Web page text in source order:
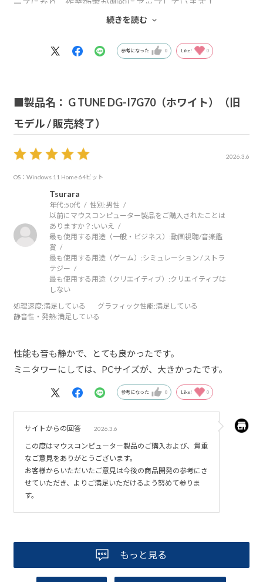
ーズになり、作業効率が劇的にアップしています！
また、グラフィックボードの性能も申し分なく、片方を
確認し、横でモデリング作業）も簡単に構築できました。
価格は本当にコストパフォーマンスが高く、大満足の買い
ガンガン使っていきます！
続きを読む
参考になった 0 Like! 0
■製品名： G TUNE DG-I7G70（ホワイト）（旧
モデル / 販売終了）
2026.3.6
OS：Windows 11 Home 64ビット
Tsurara
年代:50代 性別:男性
以前にマウスコンピューター製品をご購入されたことは
ありますか？: いいえ
最も使用する用途（一般・ビジネス）:動画視聴/音楽鑑
賞
最も使用する用途（ゲーム）:シミュレーション / ストラ
テジー
最も使用する用途（クリエイティブ）:クリエイティブは
しない
処理速度:満足している グラフィック性能:満足している
静音性・発熱:満足している
性能も音も静かで、とても良かったです。
ミニタワーにしては、PCサイズが、大きかったです。
参考になった 0 Like! 0
サイトからの回答 2026.3.6
この度はマウスコンピューター製品のご購入および、貴重
なご意見をありがとうございます。
お客様からいただいたご意見は今後の商品開発の参考にさ
せていただき、よりご満足いただけるよう努めて参りま
す。
もっと見る